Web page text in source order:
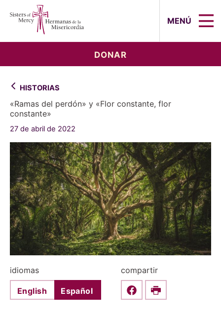
MENÚ
DONAR
HISTORIAS
«Ramas del perdón» y «Flor constante, flor
constante»
27 de abril de 2022
idiomas
English Español
compartir
Share this on Facebook
Print